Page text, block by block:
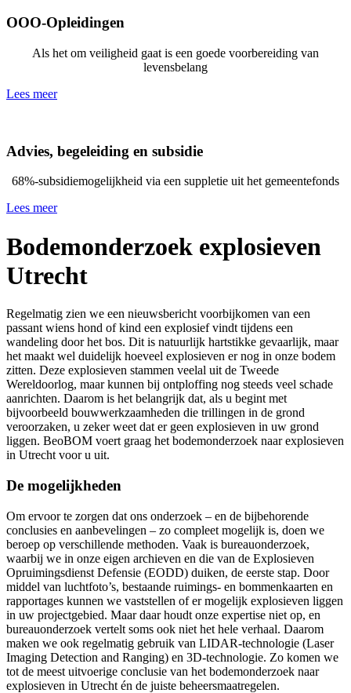
OOO-Opleidingen
Als het om veiligheid gaat is een goede voorbereiding van
levensbelang
Lees meer
Advies, begeleiding en subsidie
68%-subsidiemogelijkheid via een suppletie uit het gemeentefonds
Lees meer
Bodemonderzoek explosieven
Utrecht
Regelmatig zien we een nieuwsbericht voorbijkomen van een
passant wiens hond of kind een explosief vindt tijdens een
wandeling door het bos. Dit is natuurlijk hartstikke gevaarlijk, maar
het maakt wel duidelijk hoeveel explosieven er nog in onze bodem
zitten. Deze explosieven stammen veelal uit de Tweede
Wereldoorlog, maar kunnen bij ontploffing nog steeds veel schade
aanrichten. Daarom is het belangrijk dat, als u begint met
bijvoorbeeld bouwwerkzaamheden die trillingen in de grond
veroorzaken, u zeker weet dat er geen explosieven in uw grond
liggen. BeoBOM voert graag het bodemonderzoek naar explosieven
in Utrecht voor u uit.
De mogelijkheden
Om ervoor te zorgen dat ons onderzoek – en de bijbehorende
conclusies en aanbevelingen – zo compleet mogelijk is, doen we
beroep op verschillende methoden. Vaak is bureauonderzoek,
waarbij we in onze eigen archieven en die van de Explosieven
Opruimingsdienst Defensie (EODD) duiken, de eerste stap. Door
middel van luchtfoto’s, bestaande ruimings- en bommenkaarten en
rapportages kunnen we vaststellen of er mogelijk explosieven liggen
in uw projectgebied. Maar daar houdt onze expertise niet op, en
bureauonderzoek vertelt soms ook niet het hele verhaal. Daarom
maken we ook regelmatig gebruik van LIDAR-technologie (Laser
Imaging Detection and Ranging) en 3D-technologie. Zo komen we
tot de meest uitvoerige conclusie van het bodemonderzoek naar
explosieven in Utrecht én de juiste beheersmaatregelen.